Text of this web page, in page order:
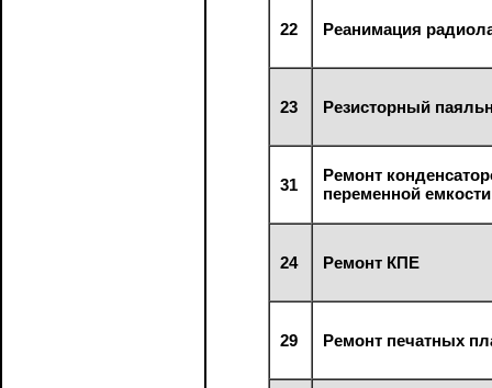
22 Реанимация
23 Резисторный
31
Ремонт
переменной емкости
24 Ремонт КПЕ
29 Ремонт печатных